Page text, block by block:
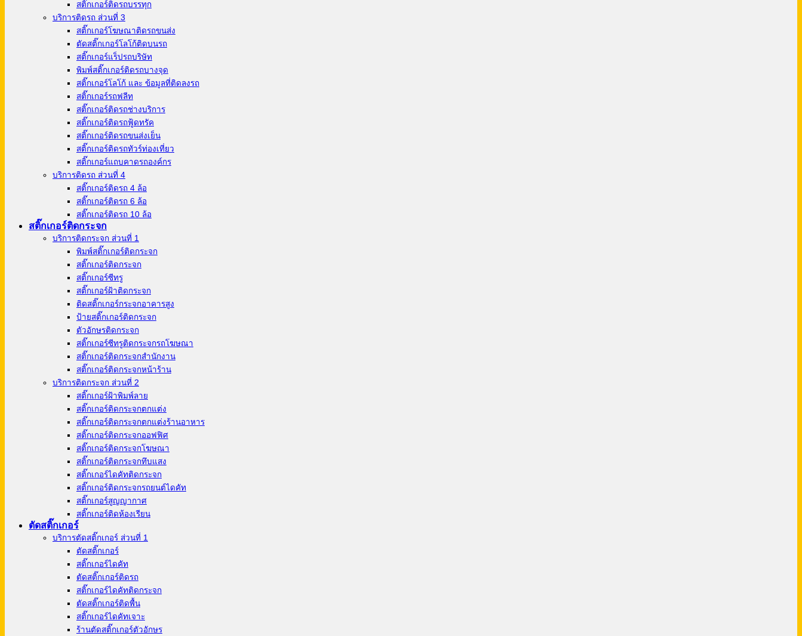
สติ๊กเกอร์ติดรถบรรทุก
บริการติดรถ ส่วนที่ 3
สติ๊กเกอร์โฆษณาติดรถขนส่ง
ตัดสติ๊กเกอร์โลโก้ติดบนรถ
สติ๊กเกอร์แร็ปรถบริษัท
พิมพ์สติ๊กเกอร์ติดรถบางจุด
สติ๊กเกอร์โลโก้ และ ข้อมูลที่ติดลงรถ
สติ๊กเกอร์รถฟลีท
สติ๊กเกอร์ติดรถช่างบริการ
สติ๊กเกอร์ติดรถฟู้ดทรัค
สติ๊กเกอร์ติดรถขนส่งเย็น
สติ๊กเกอร์ติดรถทัวร์ท่องเที่ยว
สติ๊กเกอร์แถบคาดรถองค์กร
บริการติดรถ ส่วนที่ 4
สติ๊กเกอร์ติดรถ 4 ล้อ
สติ๊กเกอร์ติดรถ 6 ล้อ
สติ๊กเกอร์ติดรถ 10 ล้อ
สติ๊กเกอร์ติดกระจก
บริการติดกระจก ส่วนที่ 1
พิมพ์สติ๊กเกอร์ติดกระจก
สติ๊กเกอร์ติดกระจก
สติ๊กเกอร์ซีทรู
สติ๊กเกอร์ฝ้าติดกระจก
ติดสติ๊กเกอร์กระจกอาคารสูง
ป้ายสติ๊กเกอร์ติดกระจก
ตัวอักษรติดกระจก
สติ๊กเกอร์ซีทรูติดกระจกรถโฆษณา
สติ๊กเกอร์ติดกระจกสำนักงาน
สติ๊กเกอร์ติดกระจกหน้าร้าน
บริการติดกระจก ส่วนที่ 2
สติ๊กเกอร์ฝ้าพิมพ์ลาย
สติ๊กเกอร์ติดกระจกตกแต่ง
สติ๊กเกอร์ติดกระจกตกแต่งร้านอาหาร
สติ๊กเกอร์ติดกระจกออฟฟิศ
สติ๊กเกอร์ติดกระจกโฆษณา
สติ๊กเกอร์ติดกระจกทึบแสง
สติ๊กเกอร์ไดคัทติดกระจก
สติ๊กเกอร์ติดกระจกรถยนต์ไดคัท
สติ๊กเกอร์สูญญากาศ
สติ๊กเกอร์ติดห้องเรียน
ตัดสติ๊กเกอร์
บริการตัดสติ๊กเกอร์ ส่วนที่ 1
ตัดสติ๊กเกอร์
สติ๊กเกอร์ไดคัท
ตัดสติ๊กเกอร์ติดรถ
สติ๊กเกอร์ไดคัทติดกระจก
ตัดสติ๊กเกอร์ติดพื้น
สติ๊กเกอร์ไดคัทเจาะ
ร้านตัดสติ๊กเกอร์ตัวอักษร